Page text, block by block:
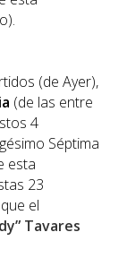
(de Ayer),
(de las entre
4
Séptima
esta
23
el
Tavares